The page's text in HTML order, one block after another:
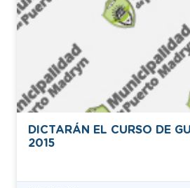
DICTARÁN EL CURSO DE
2015